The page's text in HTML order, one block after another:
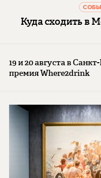
Куда сходить в
19 и 20 августа в
премия Where2drink